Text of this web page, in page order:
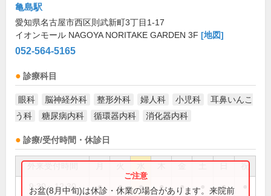
亀島駅
愛知県名古屋市西区則武新町3丁目1-17
イオンモール NAGOYA NORITAKE GARDEN 3F [地図]
052-564-5165
診療科目
眼科 脳神経外科 整形外科 婦人科 小児科
耳鼻いんこ
う科
糖尿病内科 循環器内科 消化器内科
診療/受付時間・休診日
祝
9:30～12:30 ● ● ● ● ● ●
お盆(8月中旬)は休診・休業の場合があります。来院前